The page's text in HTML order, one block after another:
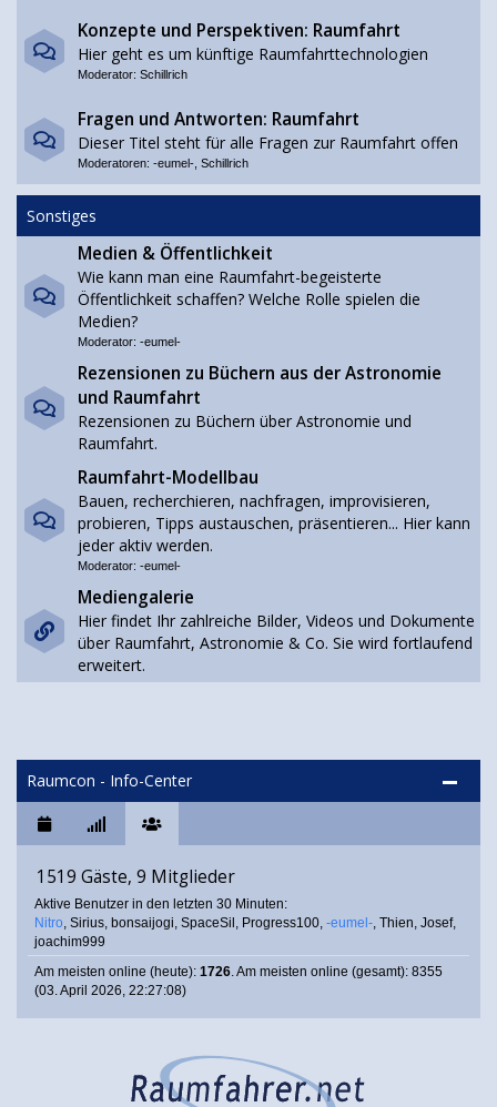
Konzepte und Perspektiven: Raumfahrt
Hier geht es um künftige Raumfahrttechnologien
Moderator: Schillrich
Fragen und Antworten: Raumfahrt
Dieser Titel steht für alle Fragen zur Raumfahrt offen
Moderatoren: -eumel- Schillrich
Sonstiges
Medien & Öffentlichkeit
Wie kann man eine Raumfahrt-begeisterte
Öffentlichkeit schaffen? Welche Rolle spielen die
Medien?
Moderator: -eumel-
Rezensionen zu Büchern aus der Astronomie
und Raumfahrt
Rezensionen zu Büchern über Astronomie und
Raumfahrt.
Raumfahrt-Modellbau
Bauen, recherchieren, nachfragen, improvisieren,
probieren, Tipps austauschen, präsentieren... Hier kann
jeder aktiv werden.
Moderator: -eumel-
Mediengalerie
Hier findet Ihr zahlreiche Bilder, Videos und Dokumente
über Raumfahrt, Astronomie & Co. Sie wird fortlaufend
erweitert.
Raumcon - Info-Center
1519 Gäste, 9 Mitglieder
Aktive Benutzer in den letzten 30 Minuten:
Nitro, Sirius, bonsaijogi, SpaceSil , Progress100, -eumel-, Thien, Josef,
joachim999
Am meisten online (heute): 1726. Am meisten online (gesamt): 8355
(03. April 2026, 22:27:08)